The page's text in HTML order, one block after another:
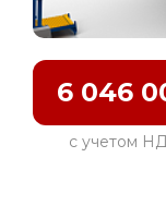
6 046
с учетом